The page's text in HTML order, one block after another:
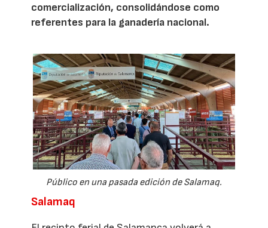
comercialización, consolidándose como
referentes para la ganadería nacional.
Público en una pasada edición de Salamaq.
Salamaq